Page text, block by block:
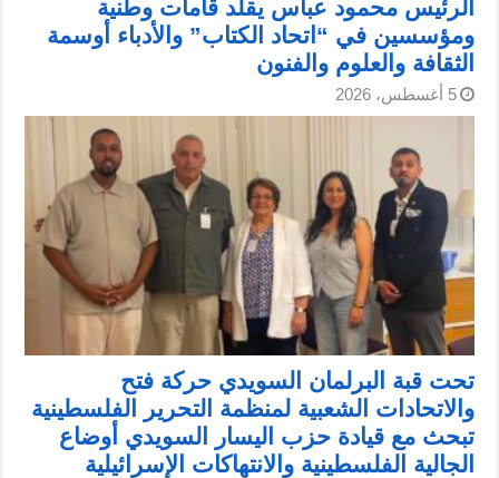
الرئيس محمود عباس يقلد قامات وطنية
ومؤسسين في “اتحاد الكتاب” والأدباء أوسمة
الثقافة والعلوم والفنون
5 أغسطس، 2026
تحت قبة البرلمان السويدي حركة فتح
والاتحادات الشعبية لمنظمة التحرير الفلسطينية
تبحث مع قيادة حزب اليسار السويدي أوضاع
الجالية الفلسطينية والانتهاكات الإسرائيلية